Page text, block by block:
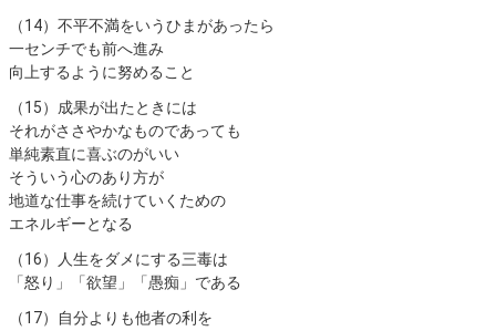
（14）ㅤ不平不満をいうひまがあったら
一センチでも前へ進み
向上するように努めることㅤ ㅤㅤ
（15）ㅤ成果が出たときには
それがささやかなものであっても
単純素直に喜ぶのがいい
そういう心のあり方が
地道な仕事を続けていくための
エネルギーとなるㅤ ㅤㅤ
（16）ㅤ人生をダメにする三毒は
「怒り」「欲望」「愚痴」であるㅤ ㅤㅤ
（17）ㅤ自分よりも他者の利を